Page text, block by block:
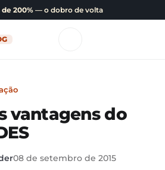
200% — o dobro de volta
vantagens do
08 de setembro de 2015